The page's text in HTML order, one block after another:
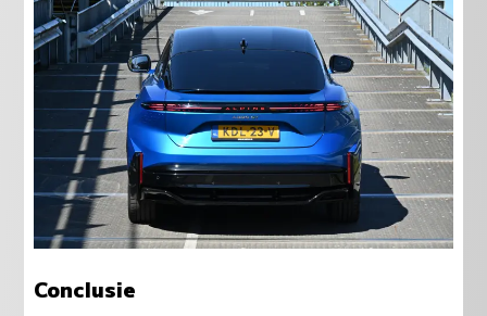
Conclusie